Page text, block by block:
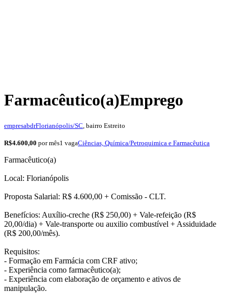
Farmacêutico(a)Emprego
empresabdrFlorianópolis/SC , bairro Estreito
R$4.600,00 por mês1 vagaCiências, Química/Petroquimica e Farmacêutica
Farmacêutico(a)
Local: Florianópolis
Proposta Salarial: R$ 4.600,00 + Comissão - CLT.
Benefícios: Auxílio-creche (R$ 250,00) + Vale-refeição (R$
20,00/dia) + Vale-transporte ou auxilio combustível + Assiduidade
(R$ 200,00/mês).
Requisitos:
- Formação em Farmácia com CRF ativo;
- Experiência como farmacêutico(a);
- Experiência com elaboração de orçamento e ativos de
manipulação.